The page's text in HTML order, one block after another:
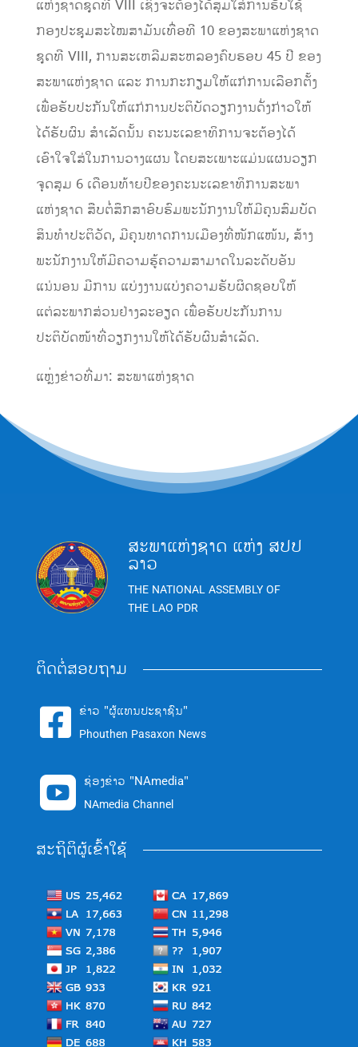
ແຫ່ງຊາດຊຸດທີ VIII ເຊິ່ງຈະຕ້ອງໄດ້ສຸມໃສ່ການຮັບໃຊ້
ກອງປະຊຸມສະໄໝສາມັນເທື່ອທີ 10 ຂອງສະພາແຫ່ງຊາດ
ຊຸດທີ VIII, ການສະເຫລີມສະຫລອງຄົບຮອບ 45 ປີ ຂອງ
ສະພາແຫ່ງຊາດ ແລະ ການກະກຽມໃຫ້ແກ່ການເລືອກຕັ້ງ
ເພື່ອຮັບປະກັນໃຫ້ແກ່ການປະຕິບັດວຽກງານດັ່ງກ່າວໃຫ້
ໄດ້ຮັບຜົນ ສໍາເລັດນັ້ນ ຄະນະເລຂາທິການຈະຕ້ອງໄດ້
ເອົາໃຈໃສ່ໃນການວາງແຜນ ໂດຍສະເພາະແມ່ນແຜນວຽກ
ຈຸດສຸມ 6 ເດືອນທ້າຍປີຂອງຄະນະເລຂາທິການສະພາ
ແຫ່ງຊາດ ສືບຕໍ່ສຶກສາອົບຮົມພະນັກງານໃຫ້ມີຄຸນສົມບັດ
ສິນທໍາປະຕິວັດ, ມີຄຸນທາດການເມືອງທີ່ໜັກແໜ້ນ, ສ້າງ
ພະນັກງານໃຫ້ມີຄວາມຮູ້ຄວາມສາມາດໃນລະດັບອັນ
ແນ່ນອນ ມີການ ແບ່ງງານແບ່ງຄວາມຮັບຜິດຊອບໃຫ້
ແຕ່ລະພາກສ່ວນຢ່າງລະອຽດ ເພື່ອຮັບປະກັນການ
ປະຕິບັດໜ້າທີ່ວຽກງານໃຫ້ໄດ້ຮັບຜົນສໍາເລັດ. ​
ແຫຼ່ງຂ່າວທີ່ມາ: ສະພາແຫ່ງຊາດ
ສະພາແຫ່ງຊາດ ແຫ່ງ ສປປ
ລາວ
THE NATIONAL ASSEMBLY OF
THE LAO PDR
ຕິດຕໍ່ສອບຖາມ
 ຂ່າວ "ຜູ້ແທນປະຊາຊົນ"
Phouthen Pasaxon News
 ຊ່ອງຂ່າວ "NAmedia"
NAmedia Channel
ສະຖິຕິຜູ້ເຂົ້າໃຊ້